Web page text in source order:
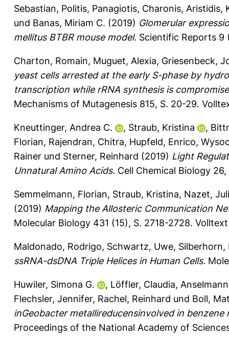
Sebastian, Politis, Panagiotis, Charonis, Aristidis,
und Banas, Miriam C. (2019) Glomerular
mellitus BTBR mouse model. Scientific Reports 9
Charton, Romain, Muguet, Alexia, Griesenbeck,
yeast cells arrested at the early S-phase by
transcription while rRNA synthesis is
Mechanisms of Mutagenesis 815, S. 20-29.
Kneuttinger, Andrea C. , Straub, Kristina ,
Florian, Rajendran, Chitra, Hupfeld, Enrico,
Rainer und Sterner, Reinhard (2019) Light
Unnatural Amino Acids. Cell Chemical Biology
Semmelmann, Florian, Straub, Kristina, Nazet,
(2019) Mapping the Allosteric Communication
Molecular Biology 431 (15), S. 2718-2728.
Maldonado, Rodrigo, Schwartz, Uwe, Silberhorn,
ssRNA-dsDNA Triple Helices in Human Cells.
Huwiler, Simona G. , Löffler, Claudia,
Flechsler, Jennifer, Rachel, Reinhard und Boll,
inGeobacter metallireducensinvolved in
Proceedings of the National Academy of